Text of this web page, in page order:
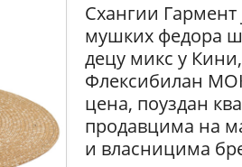
Схангии
мушких федора
децу микс у
Флексибилан
цена, поуздан
продавцима на
и власницима